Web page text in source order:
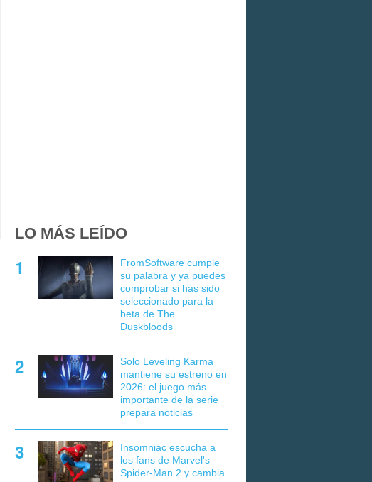
LO MÁS LEÍDO
FromSoftware cumple
su palabra y ya puedes
comprobar si has sido
seleccionado para la
beta de The
Duskbloods
Solo Leveling Karma
mantiene su estreno en
2026: el juego más
importante de la serie
prepara noticias
Insomniac escucha a
los fans de Marvel's
Spider-Man 2 y cambia